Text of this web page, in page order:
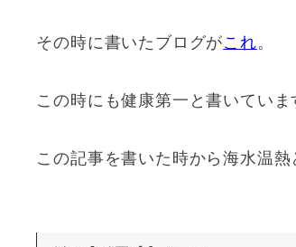
その時に書いたブログがこれ。
この時にも健康第一と書いていま
この記事を書いた時から海水温